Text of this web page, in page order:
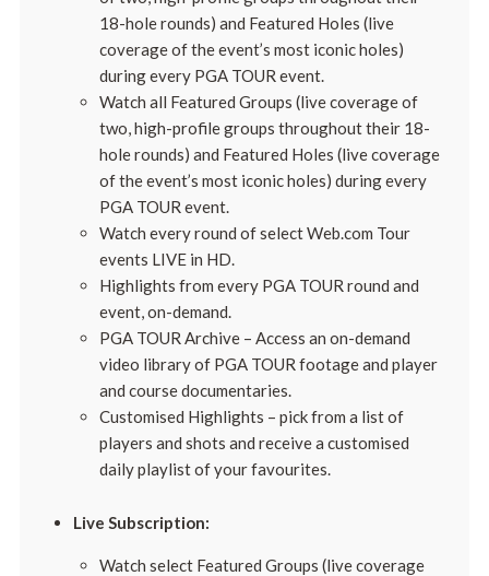
18-hole rounds) and Featured Holes (live
coverage of the event’s most iconic holes)
during every PGA TOUR event.
Watch all Featured Groups (live coverage of
two, high-profile groups throughout their 18-
hole rounds) and Featured Holes (live coverage
of the event’s most iconic holes) during every
PGA TOUR event.
Watch every round of select Web.com Tour
events LIVE in HD.
Highlights from every PGA TOUR round and
event, on-demand.
PGA TOUR Archive – Access an on-demand
video library of PGA TOUR footage and player
and course documentaries.
Customised Highlights – pick from a list of
players and shots and receive a customised
daily playlist of your favourites.
Live Subscription:
Watch select Featured Groups (live coverage